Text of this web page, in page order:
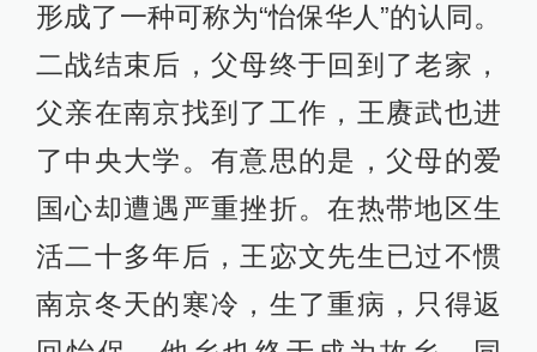
形成了一种可称为“怡保华人”的认同。
二战结束后，父母终于回到了老家，
父亲在南京找到了工作，王赓武也进
了中央大学。有意思的是，父母的爱
国心却遭遇严重挫折。在热带地区生
活二十多年后，王宓文先生已过不惯
南京冬天的寒冷，生了重病，只得返